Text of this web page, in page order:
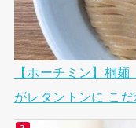
【ホーチミン】桐
がレタントンに こ